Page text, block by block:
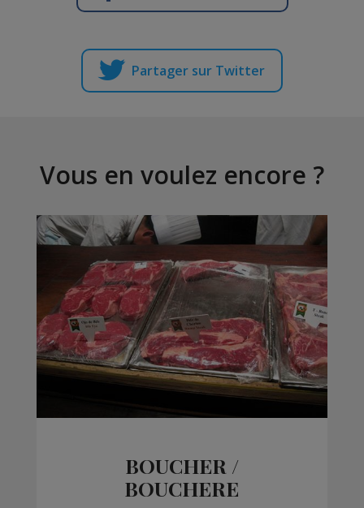
Partager sur Twitter
Vous en voulez encore ?
BOUCHER /
BOUCHERE